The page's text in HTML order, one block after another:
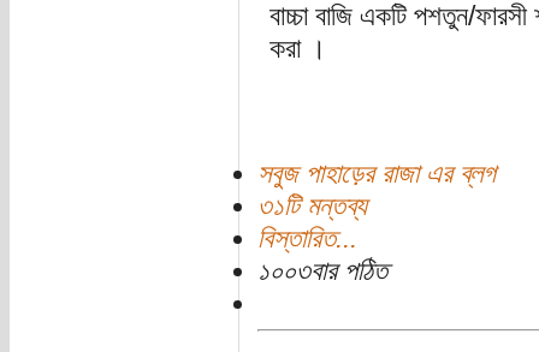
বাচ্চা বাজি একটি পশতুন/
করা ।
সবুজ পাহাড়ের রাজা এর ব্লগ
৩১টি মন্তব্য
বিস্তারিত...
১০০৩বার পঠিত